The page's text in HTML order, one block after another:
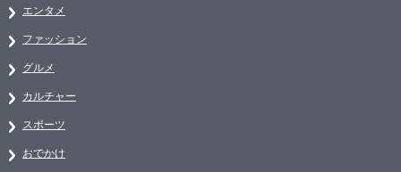
エンタメ
ファッション
グルメ
カルチャー
スポーツ
おでかけ